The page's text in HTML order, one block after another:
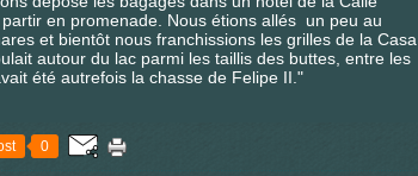
en promenade. Nous étions allés un peu au
et bientôt nous franchissions les grilles de la Casa
autour du lac parmi les taillis des buttes, entre les
été autrefois la chasse de Felipe II."
0